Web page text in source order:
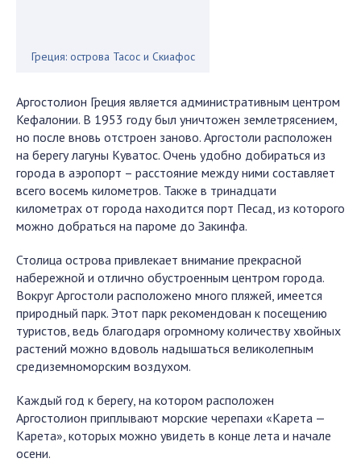
Греция: острова Тасос и Скиафос
Аргостолион Греция является административным центром
Кефалонии. В 1953 году был уничтожен землетрясением,
но после вновь отстроен заново. Аргостоли расположен
на берегу лагуны Куватос. Очень удобно добираться из
города в аэропорт – расстояние между ними составляет
всего восемь километров. Также в тринадцати
километрах от города находится порт Песад, из которого
можно добраться на пароме до Закинфа.
Столица острова привлекает внимание прекрасной
набережной и отлично обустроенным центром города.
Вокруг Аргостоли расположено много пляжей, имеется
природный парк. Этот парк рекомендован к посещению
туристов, ведь благодаря огромному количеству хвойных
растений можно вдоволь надышаться великолепным
средиземноморским воздухом.
Каждый год к берегу, на котором расположен
Аргостолион приплывают морские черепахи «Карета —
Карета», которых можно увидеть в конце лета и начале
осени.